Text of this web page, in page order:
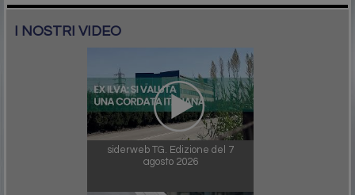
I NOSTRI VIDEO
siderweb TG. Edizione del 7
agosto 2026